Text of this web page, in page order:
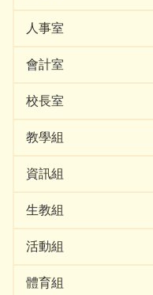
人事室
會計室
校長室
教學組
資訊組
生教組
活動組
體育組